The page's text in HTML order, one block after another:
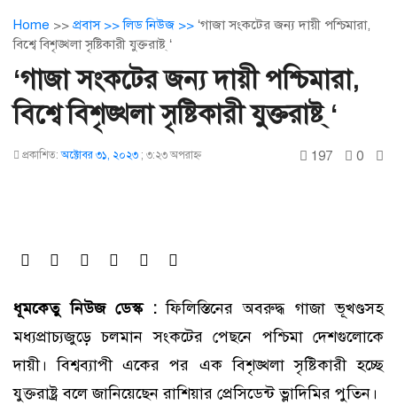
Home >> প্রবাস >>লিড নিউজ >> ‘গাজা সংকটের জন্য দায়ী পশ্চিমারা,
বিশ্বে বিশৃঙ্খলা সৃষ্টিকারী যুক্তরাষ্ট্ ‘
‘গাজা সংকটের জন্য দায়ী পশ্চিমারা,
বিশ্বে বিশৃঙ্খলা সৃষ্টিকারী যুক্তরাষ্ট্ ‘
প্রকাশিত:অক্টোবর ৩১, ২০২৩ ; ৩:২৩ অপরাহ্ণ 197 0
ধূমকেতু নিউজ ডেস্ক :ফিলিস্তিনের অবরুদ্ধ গাজা ভূখণ্ডসহ
মধ্যপ্রাচ্যজুড়ে চলমান সংকটের পেছনে পশ্চিমা দেশগুলোকে
দায়ী। বিশ্বব্যাপী একের পর এক বিশৃঙ্খলা সৃষ্টিকারী হচ্ছে
যুক্তরাষ্ট্র বলে জানিয়েছেন রাশিয়ার প্রেসিডেন্ট ভ্লাদিমির পুতিন।